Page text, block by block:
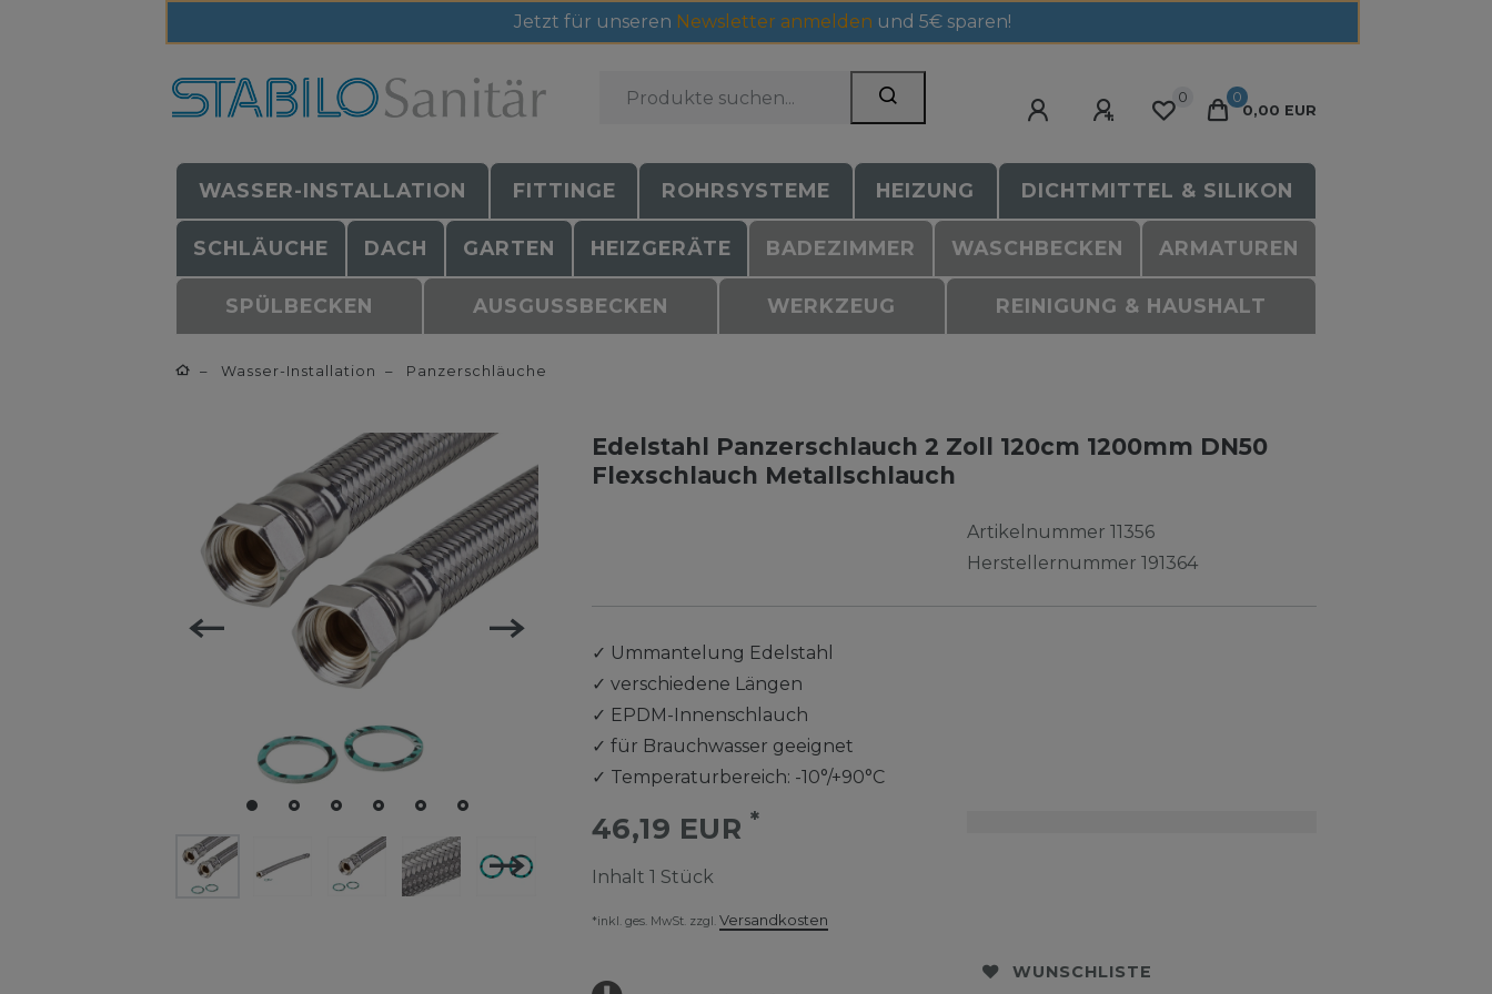
Jetzt für unseren Newsletter anmelden und 5€ sparen!
0
0
0,00 EUR
WASSER-INSTALLATION FITTINGE ROHRSYSTEME HEIZUNG DICHTMITTEL & SILIKON
SCHLÄUCHE DACH GARTEN HEIZGERÄTE BADEZIMMER WASCHBECKEN ARMATUREN
SPÜLBECKEN AUSGUSSBECKEN WERKZEUG REINIGUNG & HAUSHALT
Wasser-Installation Panzerschläuche
Edelstahl Panzerschlauch 2 Zoll 120cm 1200mm DN50
Flexschlauch Metallschlauch
Artikelnummer11356
Herstellernummer191364
✓ Ummantelung Edelstahl
✓ verschiedene Längen
✓ EPDM-Innenschlauch
✓ für Brauchwasser geeignet
✓ Temperaturbereich: -10°/+90°C
46,19 EUR *
Inhalt 1 Stück
*inkl. ges. MwSt. zzgl. Versandkosten
WUNSCHLISTE